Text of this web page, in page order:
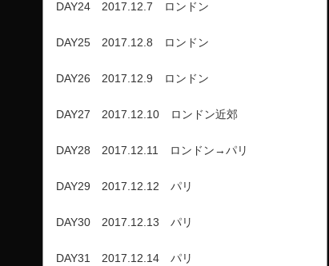
DAY24 2017.12.7 ロンドン
DAY25 2017.12.8 ロンドン
DAY26 2017.12.9 ロンドン
DAY27 2017.12.10 ロンドン近郊
DAY28 2017.12.11 ロンドン→パリ
DAY29 2017.12.12 パリ
DAY30 2017.12.13 パリ
DAY31 2017.12.14 パリ